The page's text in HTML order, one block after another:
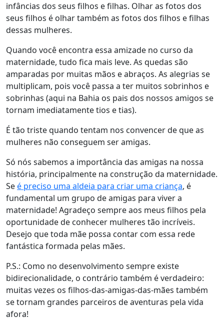
infâncias dos seus filhos e filhas. Olhar as fotos dos
seus filhos é olhar também as fotos dos filhos e filhas
dessas mulheres.
Quando você encontra essa amizade no curso da
maternidade, tudo fica mais leve. As quedas são
amparadas por muitas mãos e abraços. As alegrias se
multiplicam, pois você passa a ter muitos sobrinhos e
sobrinhas (aqui na Bahia os pais dos nossos amigos se
tornam imediatamente tios e tias).
É tão triste quando tentam nos convencer de que as
mulheres não conseguem ser amigas.
Só nós sabemos a importância das amigas na nossa
história, principalmente na construção da maternidade.
Seé preciso uma aldeia para criar uma criança, é
fundamental um grupo de amigas para viver a
maternidade! Agradeço sempre aos meus filhos pela
oportunidade de conhecer mulheres tão incríveis.
Desejo que toda mãe possa contar com essa rede
fantástica formada pelas mães.
P.S.: Como no desenvolvimento sempre existe
bidirecionalidade, o contrário também é verdadeiro:
muitas vezes os filhos-das-amigas-das-mães também
se tornam grandes parceiros de aventuras pela vida
afora!